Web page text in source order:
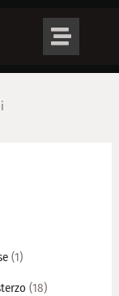
(1)
(18)